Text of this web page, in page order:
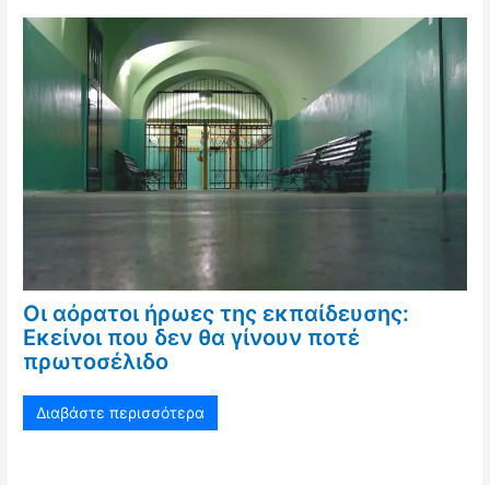
Οι αόρατοι ήρωες της εκπαίδευσης:
Εκείνοι που δεν θα γίνουν ποτέ
πρωτοσέλιδο
Διαβάστε περισσότερα